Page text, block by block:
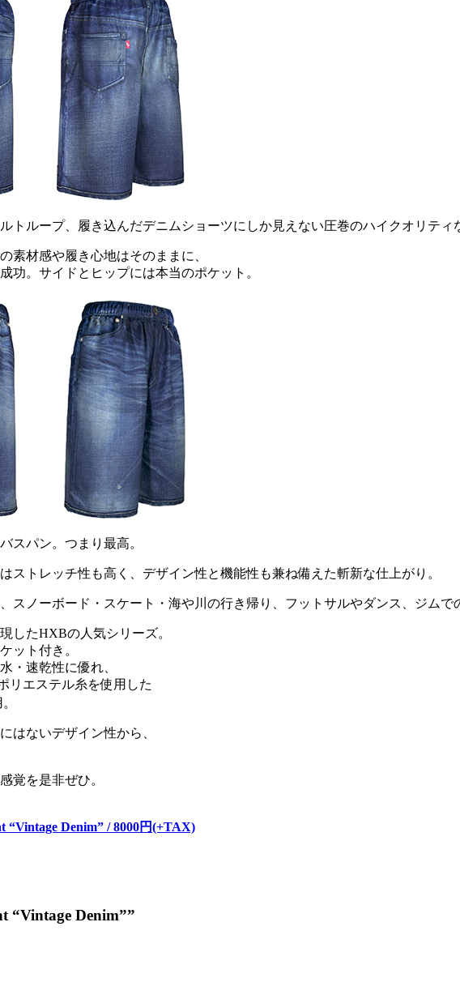
トループ、履き込んだデニムショーツにしか見えない圧巻のハイクオリティ
素材感や履き心地はそのままに、
功。サイドとヒップには本当のポケット。
スパン。つまり最高。
ストレッチ性も高く、デザイン性と機能性も兼ね備えた斬新な仕上がり。
スノーボード・スケート・海や川の行き帰り、フットサルやダンス、ジムで
したHXBの人気シリーズ。
ット付き。
・速乾性に優れ、
リエステル糸を使用した
。
はないデザイン性から、
覚を是非ぜひ。
“Vintage Denim” / 8000円(+TAX)
“Vintage Denim””